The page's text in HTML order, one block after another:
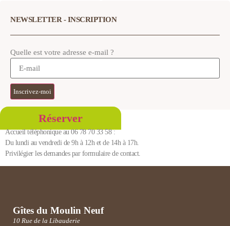
NEWSLETTER - INSCRIPTION
Quelle est votre adresse e-mail ?
Inscrivez-moi
Réserver
Accueil téléphonique au 06 78 70 33 58 :
Du lundi au vendredi de 9h à 12h et de 14h à 17h.
Privilégier les demandes par formulaire de contact.
Gîtes du Moulin Neuf
10 Rue de la Libauderie